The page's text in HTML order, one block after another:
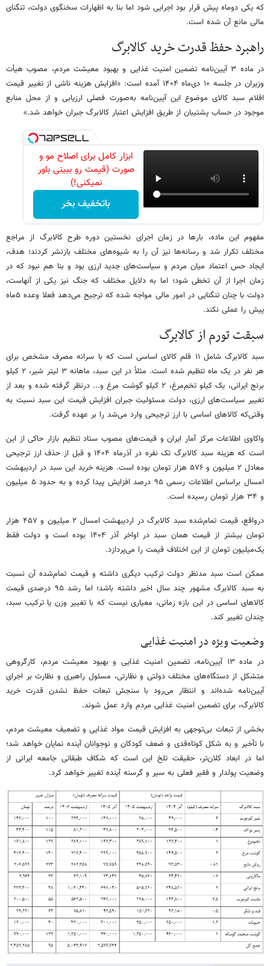
که یکی دوماه پیش قرار بود اجرایی شود اما بنا به اظهارات سخنگوی دولت، تنگنای
مالی مانع آن شده است.
راهبرد حفظ قدرت خرید کالابرگ
در ماده ۳ آیین‌نامه تضمین امنیت غذایی و بهبود معیشت مردم، مصوب هیأت
وزیران در جلسه ۱۰ دی‌ماه ۱۴۰۴ آمده است: «افزایش هزینه ناشی از تغییر قیمت
اقلام سبد کالای موضوع این آیین‌نامه به‌صورت فصلی ارزیابی و از محل منابع
موجود در حساب پشتیبان از طریق افزایش اعتبار کالابرگ جبران خواهد شد.»
ابزار کامل برای اصلاح مو و
صورت (قیمت رو ببینی باور
نمیکنی!)
باتخفیف بخر
مفهوم این ماده، بارها در زمان اجرای نخستین دوره طرح کالابرگ از مراجع
مختلف تکرار شد و رسانه‌ها نیز آن را به شیوه‌های مختلف بازنشر کردند؛ هدف،
ایجاد حس اعتماد میان مردم و سیاست‌های جدید ارزی بود و بنا هم نبود که در
زمان اجرا از آن تخطی شود؛ اما به دلایل مختلف که جنگ نیز یکی از آنهاست،
دولت با چنان تنگنایی در امور مالی مواجه شده که ترجیح می‌دهد فعلا وعده ۵‌ماه
پیش را عملی نکند.
سبقت تورم از کالابرگ
سبد کالابرگ شامل ۱۱ قلم کالای اساسی است که با سرانه مصرف مشخص برای
هر نفر در یک ماه تنظیم شده است. مثلاً در این سبد، ماهانه ۳ لیتر شیر، ۲ کیلو
برنج ایرانی، یک کیلو تخم‌مرغ، ۲ کیلو گوشت مرغ و... درنظر گرفته شده و بعد از
تغییر سیاست‌های ارزی، دولت مسئولیت جبران افزایش قیمت این سبد نسبت به
وقتی‌که کالاهای اساسی با ارز ترجیحی وارد می‌شد را بر عهده گرفت.
واکاوی اطلاعات مرکز آمار ایران و قیمت‌های مصوب ستاد تنظیم بازار حاکی از این
است که هزینه سبد کالابرگ تک نفره در آذرماه ۱۴۰۴ و قبل از حذف ارز ترجیحی
معادل ۲ میلیون و ۵۷۶ هزار تومان بوده است. هزینه خرید این سبد در اردیبهشت
امسال براساس اطلاعات رسمی ۹۵ درصد افزایش پیدا کرده و به حدود ۵ میلیون
و ۳۴ هزار تومان رسیده است.
درواقع، قیمت تمام‌شده سبد کالابرگ در اردیبهشت امسال ۲ میلیون و ۴۵۷ هزار
تومان بیشتر از قیمت همان سبد در اواخر آذر ۱۴۰۴ بوده است و دولت فقط
یک‌میلیون تومان از این اختلاف قیمت را می‌پردازد.
ممکن است سبد مدنظر دولت ترکیب دیگری داشته و قیمت تمام‌شده آن نسبت
به سبد کالابرگ مشهور چند سال اخیر داشته باشد؛ اما رشد ۹۵ درصدی قیمت
کالاهای اساسی در این بازه زمانی، معیاری نیست که با تغییر وزن یا ترکیب سبد،
چندان تغییر کند.
وضعیت ویژه در امنیت غذایی
در ماده ۱۳ آیین‌نامه، تضمین امنیت غذایی و بهبود معیشت مردم، کارگروهی
متشکل از دستگاه‌های مختلف دولتی و نظارتی، مسئول راهبری و نظارت بر اجرای
آیین‌نامه شده‌اند و انتظار می‌رود با سنجش تبعات حفظ نشدن قدرت خرید
کالابرگ، برای تضمین امنیت غذایی مردم وارد عمل شوند.
بخشی از تبعات بی‌توجهی به افزایش قیمت مواد غذایی و تضعیف معیشت مردم،
با تأخیر و به شکل کوتاه‌قدی و ضعف کودکان و نوجوانان آینده نمایان خواهد شد؛
اما در ابعاد کلان‌تر، حقیقت تلخ این است که شکاف طبقاتی جامعه ایرانی از
وضعیت پولدار و فقیر فعلی به سیر و گرسنه آینده تغییر خواهد کرد.